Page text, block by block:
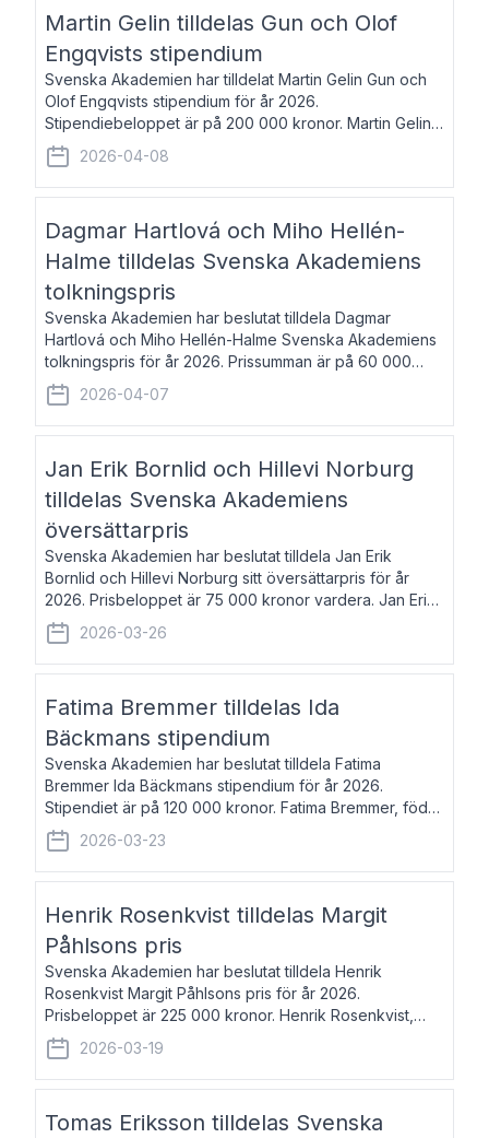
Martin Gelin tilldelas Gun och Olof
Engqvists stipendium
Svenska Akademien har tilldelat Martin Gelin Gun och
Olof Engqvists stipendium för år 2026.
Stipendiebeloppet är på 200 000 kronor. Martin Gelin,
född 1978, är journalist och författare. Han lever
numera i Paris men var under många år bosat
2026-04-08
Dagmar Hartlová och Miho Hellén-
Halme tilldelas Svenska Akademiens
tolkningspris
Svenska Akademien har beslutat tilldela Dagmar
Hartlová och Miho Hellén-Halme Svenska Akademiens
tolkningspris för år 2026. Prissumman är på 60 000
kronor var. Dagmar Hartlová, född 1951, översätter
huvudsakligen från svenska till tjeckiska
2026-04-07
Jan Erik Bornlid och Hillevi Norburg
tilldelas Svenska Akademiens
översättarpris
Svenska Akademien har beslutat tilldela Jan Erik
Bornlid och Hillevi Norburg sitt översättarpris för år
2026. Prisbeloppet är 75 000 kronor vardera. Jan Erik
Bornlid, född 1947, är översättare från tyska. Han är
främst känd för sina översät
2026-03-26
Fatima Bremmer tilldelas Ida
Bäckmans stipendium
Svenska Akademien har beslutat tilldela Fatima
Bremmer Ida Bäckmans stipendium för år 2026.
Stipendiet är på 120 000 kronor. Fatima Bremmer, född
1977, är journalist och författare. Hon utkom i fjol med
boken Ligan. Klarakvarterens blodsyst
2026-03-23
Henrik Rosenkvist tilldelas Margit
Påhlsons pris
Svenska Akademien har beslutat tilldela Henrik
Rosenkvist Margit Påhlsons pris för år 2026.
Prisbeloppet är 225 000 kronor. Henrik Rosenkvist,
född 1965, är professor i nordiska språk vid Göteborgs
universitet. Han disputerade 2004 på avhan
2026-03-19
Tomas Eriksson tilldelas Svenska